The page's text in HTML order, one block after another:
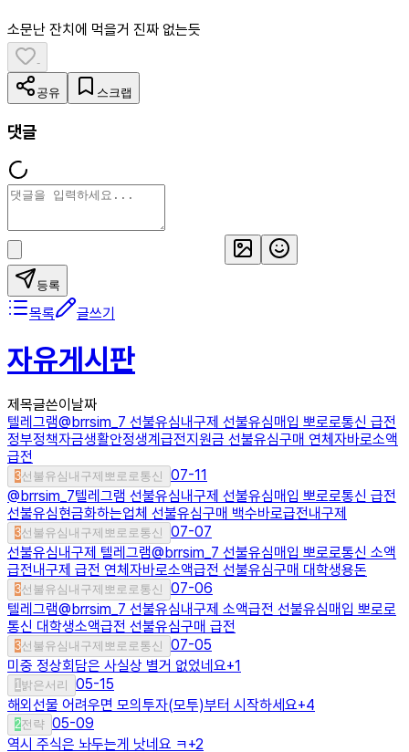
소문난 잔치에 먹을거 진짜 없는듯
-
공유 스크랩
댓글
등록
목록 글쓰기
자유게시판
제목글쓴이 날짜
텔레그램@brrsim_7 선불유심내구제 선불유심매입 뽀로로통신 급전
정부정책자금생활안정생계급전지원금 선불유심구매 연체자바로소액
급전
3선불유심내구제뽀로로통신
07-11
@brrsim_7텔레그램 선불유심내구제 선불유심매입 뽀로로통신 급전
선불유심현금화하는업체 선불유심구매 백수바로급전내구제
3선불유심내구제뽀로로통신
07-07
선불유심내구제 텔레그램@brrsim_7 선불유심매입 뽀로로통신 소액
급전내구제 급전 연체자바로소액급전 선불유심구매 대학생용돈
3선불유심내구제뽀로로통신
07-06
텔레그램@brrsim_7 선불유심내구제 소액급전 선불유심매입 뽀로로
통신 대학생소액급전 선불유심구매 급전
3선불유심내구제뽀로로통신
07-05
미중 정상회담은 사실상 별거 없었네요+1
1밝은서리
05-15
해외선물 어려우면 모의투자(모투)부터 시작하세요+4
2전략 05-09
역시 주식은 놔두는게 낫네요 ㅋ+2